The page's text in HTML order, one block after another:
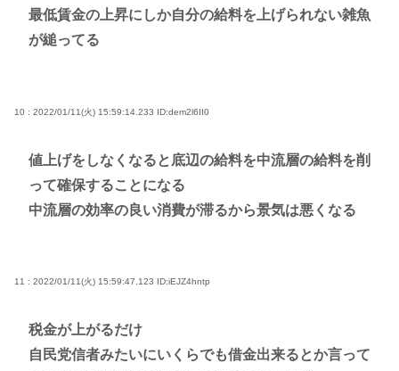
最低賃金の上昇にしか自分の給料を上げられない雑魚
が縋ってる
10 : 2022/01/11(火) 15:59:14.233 ID:dem2l6II0
値上げをしなくなると底辺の給料を中流層の給料を削
って確保することになる
中流層の効率の良い消費が滞るから景気は悪くなる
11 : 2022/01/11(火) 15:59:47.123 ID:iEJZ4hntp
税金が上がるだけ
自民党信者みたいにいくらでも借金出来るとか言って